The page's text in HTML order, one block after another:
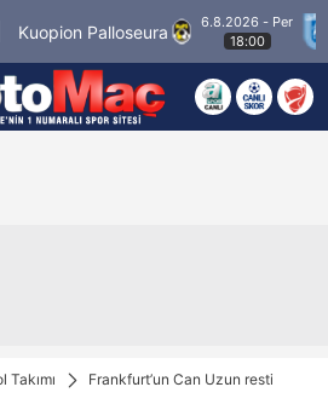
Palloseura
6.8.2026 - Per
Takımı Frankfurt’un Can Uzun resti